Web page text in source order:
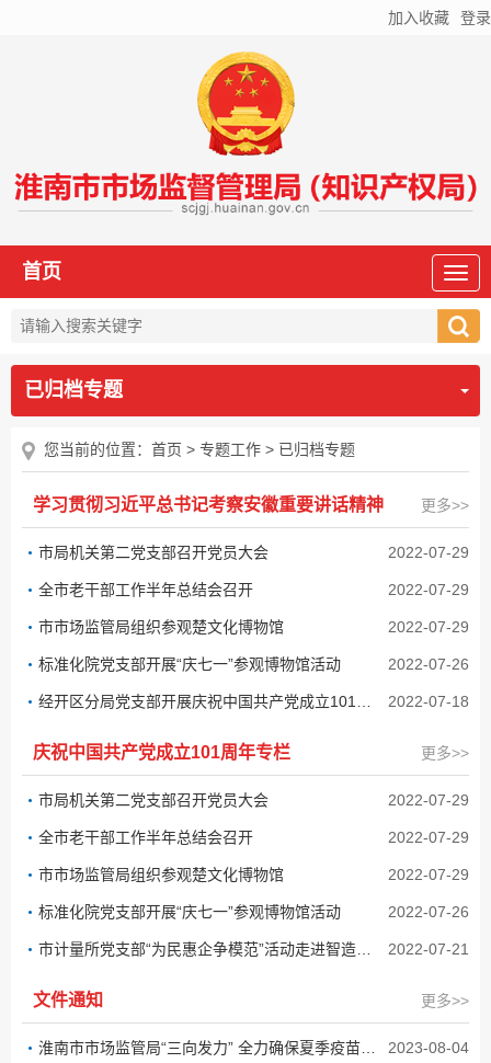
加入收藏 登录
首页
已归档专题
您当前的位置： 首页 > 专题工作 > 已归档专题
学习贯彻习近平总书记考察安徽重要讲话精神 更多>>
市局机关第二党支部召开党员大会 2022-07-29
全市老干部工作半年总结会召开 2022-07-29
市市场监管局组织参观楚文化博物馆 2022-07-29
标准化院党支部开展“庆七一”参观博物馆活动 2022-07-26
2022-07-18
庆祝中国共产党成立101周年专栏 更多>>
市局机关第二党支部召开党员大会 2022-07-29
全市老干部工作半年总结会召开 2022-07-29
市市场监管局组织参观楚文化博物馆 2022-07-29
标准化院党支部开展“庆七一”参观博物馆活动 2022-07-26
2022-07-21
文件通知 更多>>
2023-08-04